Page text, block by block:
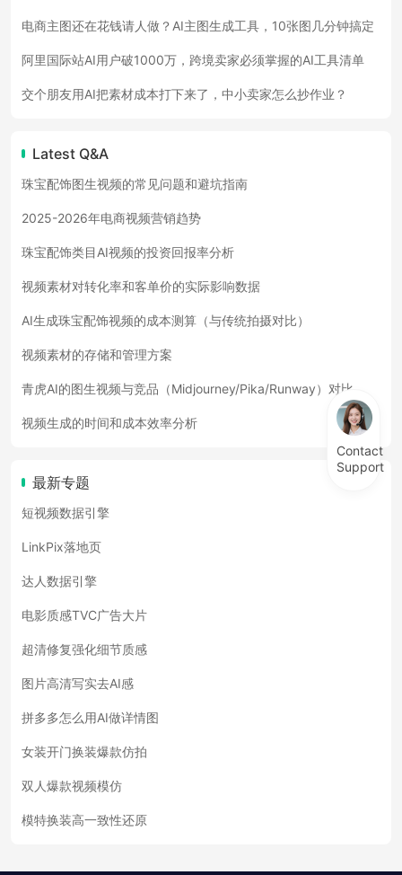
电商主图还在花钱请人做？AI主图生成工具，10张图几分钟搞定
阿里国际站AI用户破1000万，跨境卖家必须掌握的AI工具清单
交个朋友用AI把素材成本打下来了，中小卖家怎么抄作业？
Latest Q&A
珠宝配饰图生视频的常见问题和避坑指南
2025-2026年电商视频营销趋势
珠宝配饰类目AI视频的投资回报率分析
视频素材对转化率和客单价的实际影响数据
AI生成珠宝配饰视频的成本测算（与传统拍摄对比）
视频素材的存储和管理方案
青虎AI的图生视频与竞品（Midjourney/Pika/Runway）对比
视频生成的时间和成本效率分析
最新专题
短视频数据引擎
LinkPix落地页
达人数据引擎
电影质感TVC广告大片
超清修复强化细节质感
图片高清写实去AI感
拼多多怎么用AI做详情图
女装开门换装爆款仿拍
双人爆款视频模仿
模特换装高一致性还原
Contact
Support